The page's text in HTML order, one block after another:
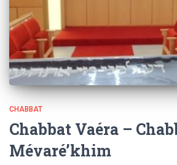
CHABBAT
Chabbat Vaéra –
Mévaré’khim